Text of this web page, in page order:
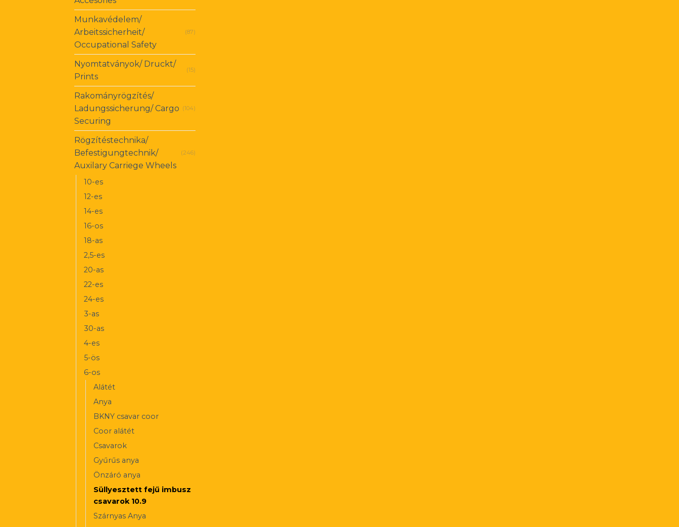
Munkavédelem/
Arbeitssicherheit/
Occupational Safety
(87)
Nyomtatványok/ Druckt/
Prints
(15)
Rakományrögzítés/
Ladungssicherung/ Cargo
Securing
(104)
Rögzítéstechnika/
Befestigungtechnik/
Auxilary Carriege Wheels
(246)
10-es
12-es
14-es
16-os
18-as
2,5-es
20-as
22-es
24-es
3-as
30-as
4-es
5-ös
6-os
Alátét
Anya
BKNY csavar coor
Coor alátét
Csavarok
Gyűrűs anya
Önzáró anya
Süllyesztett fejű imbusz
csavarok 10.9
Szárnyas Anya